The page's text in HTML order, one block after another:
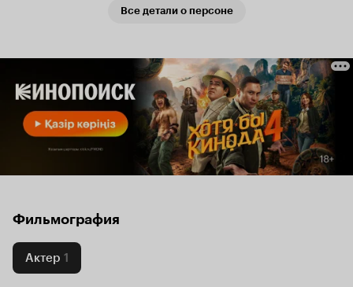
Все детали о персоне
Фильмография
Актер 1